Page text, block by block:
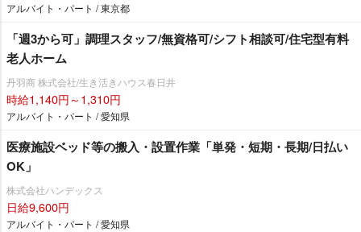
アルバイト・パート / 東京都
「週3から可」調理スタッフ/無資格可/シフト相談可/住宅型有料
老人ホーム
丹羽商 株式会社/生き活きハウス春日井
時給1,140円～1,310円
アルバイト・パート / 愛知県
医療施設ベッド等の搬入・設置作業「単発・短期・長期/日払い
OK」
株式会社ハンデックス
日給9,600円
アルバイト・パート / 愛知県